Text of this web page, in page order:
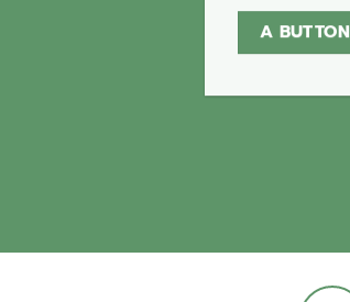
A BUTTON